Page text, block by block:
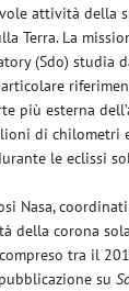
attività della
Terra. La
(Sdo) studia
più esterna
di chilometri
le eclissi
Nasa,
della corona
tra il
su